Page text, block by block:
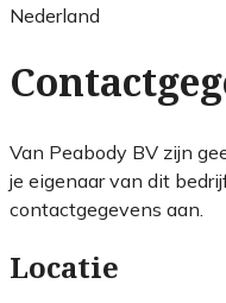
Nederland
Van Peabody BV zijn
je eigenaar van dit
contactgegevens aan.
Locatie